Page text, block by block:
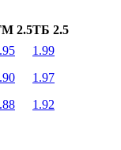
2.5ТБ 2.5
1.99
1.97
1.92